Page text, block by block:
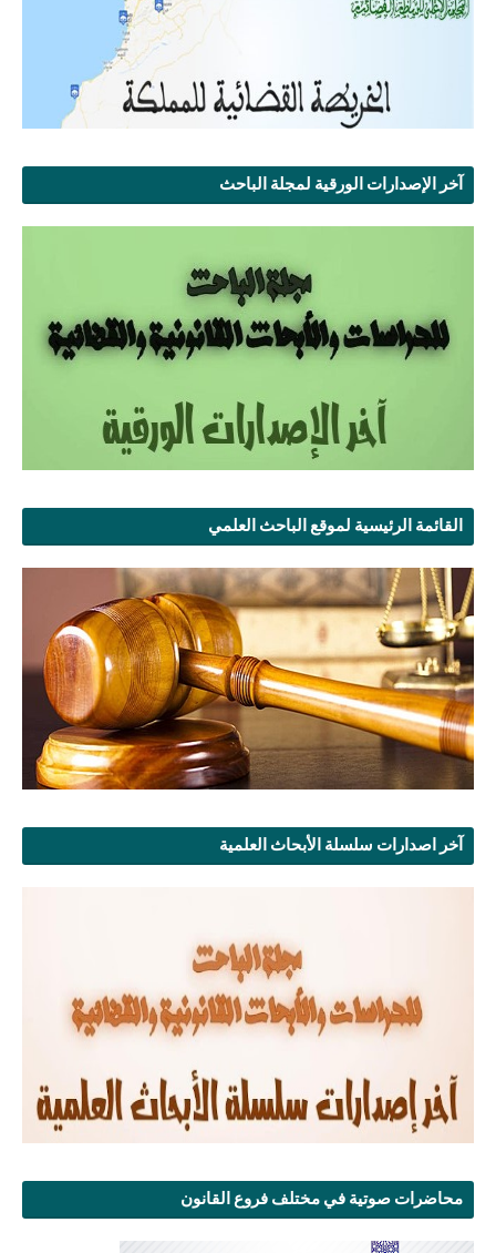
آخر الإصدارات الورقية لمجلة الباحث
القائمة الرئيسية لموقع الباحث العلمي
آخر اصدارات سلسلة الأبحاث العلمية
محاضرات صوتية في مختلف فروع القانون